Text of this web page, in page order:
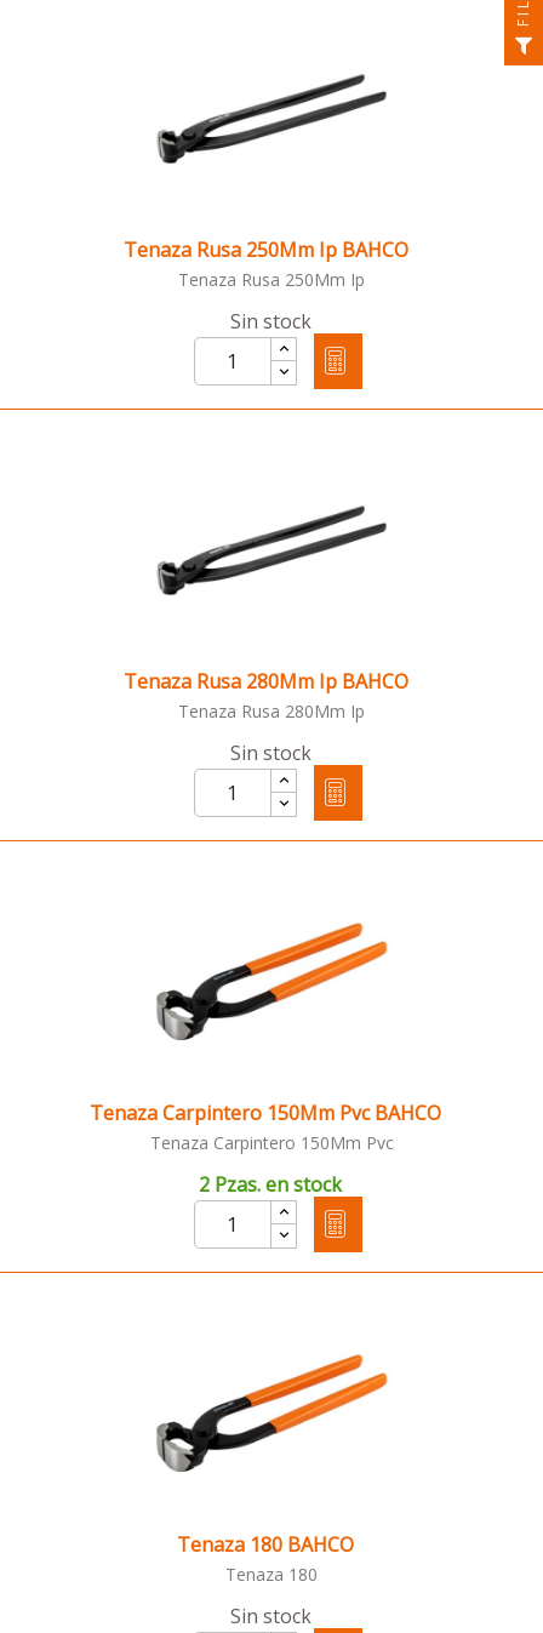
Tenaza Rusa 250Mm Ip BAHCO
Tenaza Rusa 250Mm Ip
Sin stock
Tenaza Rusa 280Mm Ip BAHCO
Tenaza Rusa 280Mm Ip
Sin stock
Tenaza Carpintero 150Mm Pvc BAHCO
Tenaza Carpintero 150Mm Pvc
2 Pzas. en stock
Tenaza 180 BAHCO
Tenaza 180
Sin stock